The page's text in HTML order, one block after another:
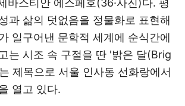
바스티안 에스페호(36·사진)다. 평
과 삶의 덧없음을 정물화로 표현해
일구어낸 문학적 세계에 순식간에
는 시조 속 구절을 딴 '밝은 달(Brig
제목으로 서울 인사동 선화랑에서
열고 있다.